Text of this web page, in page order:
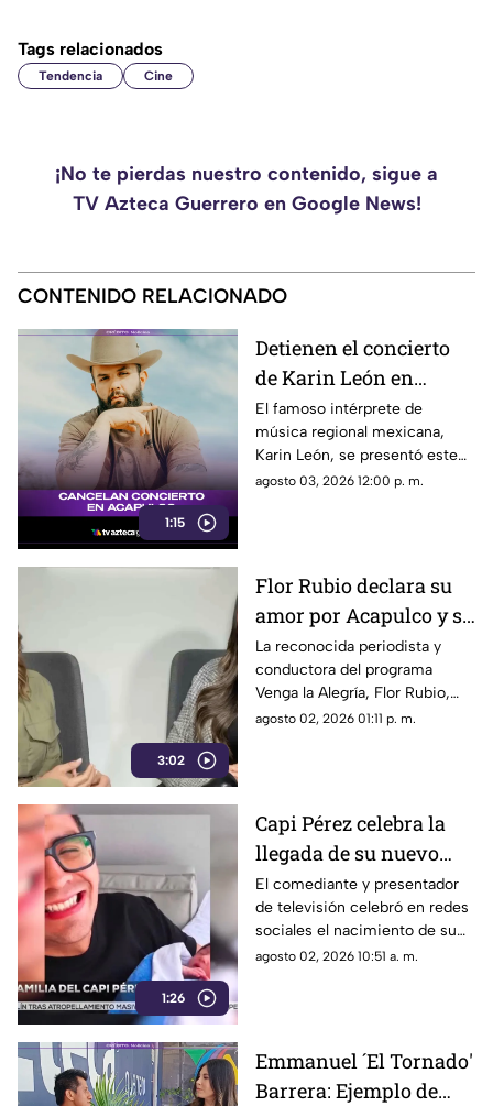
Tags relacionados
Tendencia Cine
¡No te pierdas nuestro contenido, sigue a
TV Azteca Guerrero en Google News!
CONTENIDO RELACIONADO
1:15
Detienen el concierto
de Karin León en
Acapulco por
condiciones climáticas
El famoso intérprete de
música regional mexicana,
Karin León, se presentó este
fin de semana en Acapulco
agosto 03, 2026 12:00 p. m.
3:02
Flor Rubio declara su
amor por Acapulco y su
gastronomía
La reconocida periodista y
conductora del programa
Venga la Alegría, Flor Rubio,
reafirmó el profundo cariño y la
región como su “segunda
casa” y un refugio lleno de
recuerdos familiares.
agosto 02, 2026 01:11 p. m.
1:26
Capi Pérez celebra la
llegada de su nuevo
bebé entre lágrimas y
sonrisas
El comediante y presentador
de televisión celebró en redes
sociales el nacimiento de su
nuevo bebé junto a su esposa
agosto 02, 2026 10:51 a. m.
Emmanuel ´El Tornado'
Barrera: Ejemplo de